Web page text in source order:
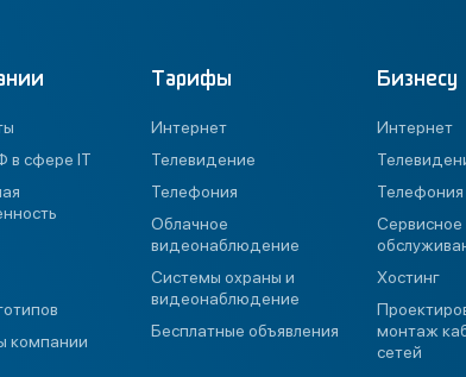
в сфере IT
компании
Тарифы
Интернет
Телевидение
Телефония
Облачное
видеонаблюдение
Системы охраны и
видеонаблюдение
Бесплатные объявления
Бизнесу
Интернет
Телефония
Сервисное
Хостинг
монтаж
сетей